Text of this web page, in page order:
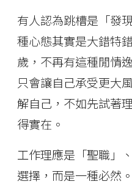
有人認為跳槽是「發
種心態其實是大錯特
歲，不再有這種閒情
只會讓自己承受更大
解自己，不如先試著
得實在。
工作理應是「聖職」
選擇，而是一種必然